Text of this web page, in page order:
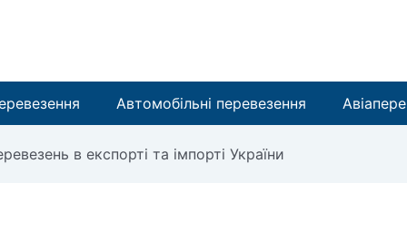
Автомобільні перевезення
в експорті та імпорті України